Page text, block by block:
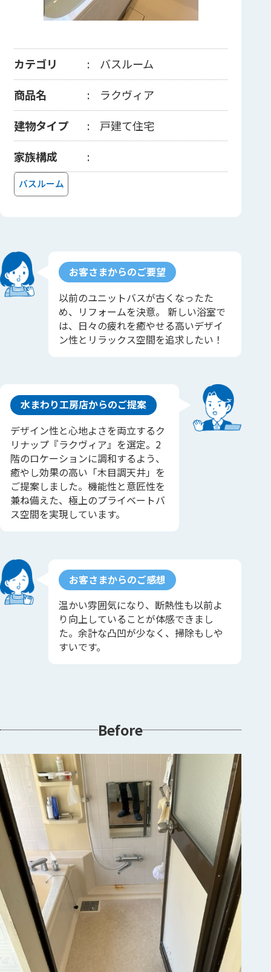
カテゴリ
バスルーム
商品名
ラクヴィア
建物タイプ
戸建て住宅
家族構成
バスルーム
お客さまからのご要望
以前のユニットバスが古くなったた
め、リフォームを決意。 新しい浴室で
は、日々の疲れを癒やせる高いデザイ
ン性とリラックス空間を追求したい！
水まわり工房店からのご提案
デザイン性と心地よさを両立するク
リナップ『ラクヴィア』を選定。2
階のロケーションに調和するよう、
癒やし効果の高い「木目調天井」を
ご提案しました。機能性と意匠性を
兼ね備えた、極上のプライベートバ
ス空間を実現しています。
お客さまからのご感想
温かい雰囲気になり、断熱性も以前よ
り向上していることが体感できまし
た。余計な凸凹が少なく、掃除もしや
すいです。
Before